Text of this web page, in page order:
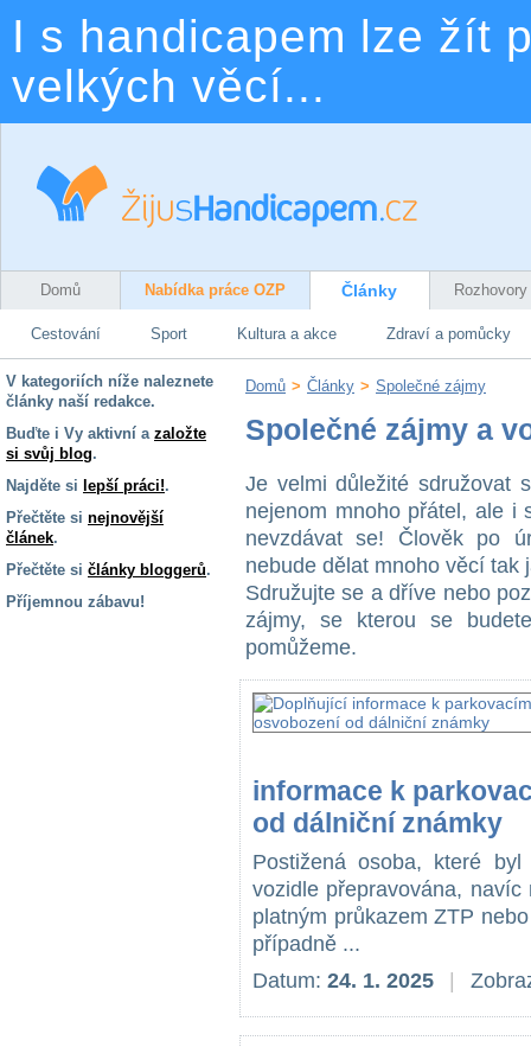
I s handicapem lze žít
velkých věcí...
Domů Nabídka práce OZP Články Rozhovory
Cestování Sport Kultura a akce Zdraví a pomůcky
V kategoriích níže naleznete
články naší redakce.
Buďte i Vy aktivní a založte
si svůj blog.
Najděte si lepší práci!.
Přečtěte si nejnovější
článek.
Přečtěte si články bloggerů.
Příjemnou zábavu!
Domů > Články > Společné zájmy
Společné zájmy a
Je velmi důležité sdružovat
nejenom mnoho přátel, ale i
nevzdávat se! Člověk po
nebude dělat mnoho věcí tak
Sdružujte se a dříve nebo
zájmy, se kterou se
pomůžeme.
informace k
od dálniční známky
Postižená osoba, které
vozidle přepravována,
platným průkazem ZTP
případně ...
Datum: 24. 1. 2025